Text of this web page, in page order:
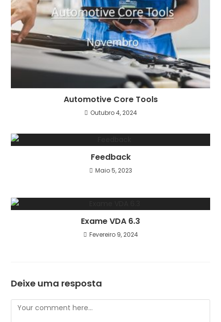
Automotive Core Tools
Outubro 4, 2024
Feedback
Maio 5, 2023
Exame VDA 6.3
Fevereiro 9, 2024
Deixe uma resposta